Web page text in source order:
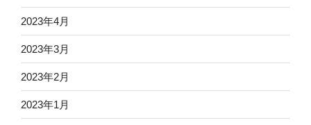
2023年4月
2023年3月
2023年2月
2023年1月